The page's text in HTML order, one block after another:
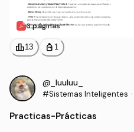
6 páginas
leaderboard13 personal_bag 1
@_luuluu_
#Sistemas Inteligentes ·
Practicas-Prácticas